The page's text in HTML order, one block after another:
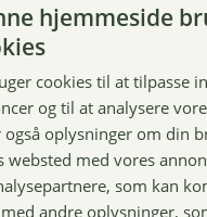
hjemmeside
cookies til at tilpasse
og til at analysere
også oplysninger om din
websted med vores
som kan
andre oplysninger,